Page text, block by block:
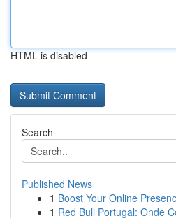
HTML is disabled
Search
Published News
1 Boost Your Online
1 Red Bull Portugal: Onde